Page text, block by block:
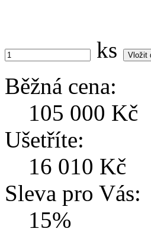
ks
Běžná cena:
105 000 Kč
Ušetříte:
16 010 Kč
Sleva pro Vás:
15%